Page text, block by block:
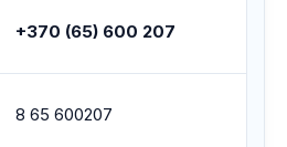
+370 (65) 600 207
8 65 600207